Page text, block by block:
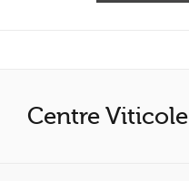
Centre Viticole